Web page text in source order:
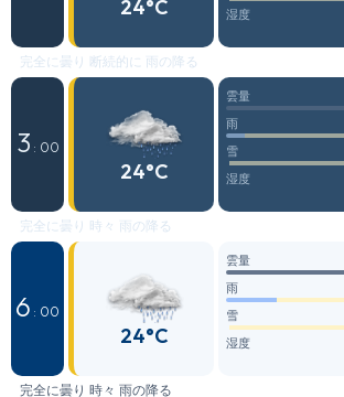
24°C 湿度
完全に曇り 断続的に 雨の降る
3 : 00
24°C
雲量
雨
雪
湿度
完全に曇り 時々 雨の降る
6 : 00
24°C
雲量
雨
雪
湿度
完全に曇り 時々 雨の降る